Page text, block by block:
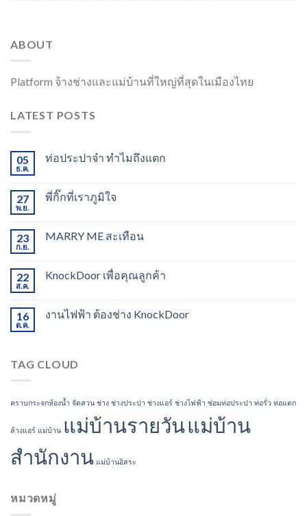
ABOUT
Platform จ้างช่างและแม่บ้านที่ใหญ่ที่สุดในเมืองไทย
LATEST POSTS
05
ธ.ค.
ท่อประปาจ๋า ทำไมถึงแตก
27
พ.ย.
พี่กิ๊กที่เราภูมิใจ
23
ก.ย.
MARRY ME สะเทือน
22
ส.ค.
KnockDoor เพื่อคุณลูกค้า
16
ต.ค.
งานไฟฟ้า ต้องช่าง KnockDoor
TAG CLOUD
คราบกระจกห้องน้ำ จัดสวน ช่าง ช่างประปา ช่างแอร์ ช่างไฟฟ้า ซ่อมท่อประปา ท่อรั่ว ท่อแตก
ล้างแอร์ แม่บ้าน แม่บ้านรายวันแม่บ้าน
สำนักงาน แม่บ้านอิสระ
หมวดหมู่